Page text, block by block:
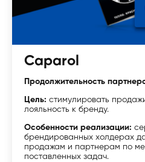
Caparol
Продолжительность
Цель: стимулировать
лояльность к бренду.
Особенности реализации:
брендированных холдерах
продажам и партнерам по
поставленных задач.